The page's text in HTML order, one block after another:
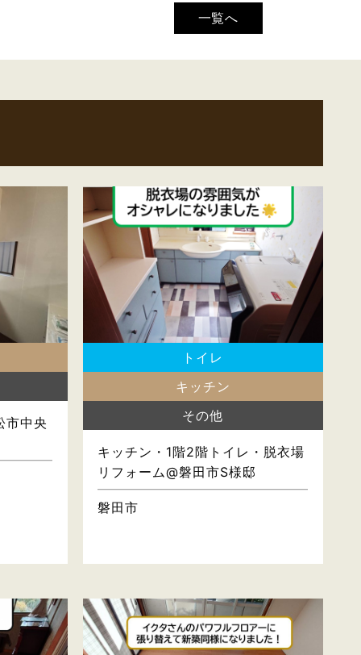
一覧へ
市中央
トイレ
キッチン
その他
キッチン・1階2階トイレ・脱衣場
リフォーム@磐田市S様邸
磐田市